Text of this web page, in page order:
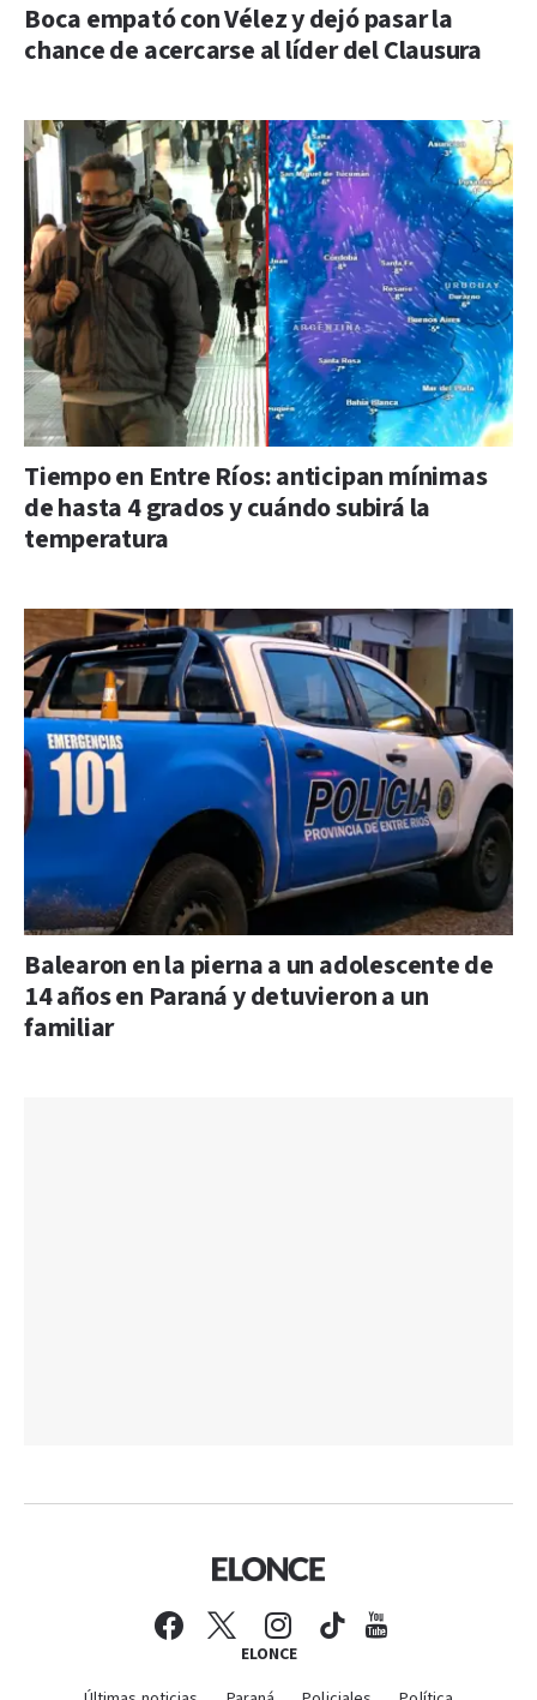
Boca empató con Vélez y dejó pasar la
chance de acercarse al líder del Clausura
Tiempo en Entre Ríos: anticipan mínimas
de hasta 4 grados y cuándo subirá la
temperatura
Balearon en la pierna a un adolescente de
14 años en Paraná y detuvieron a un
familiar
ELONCE